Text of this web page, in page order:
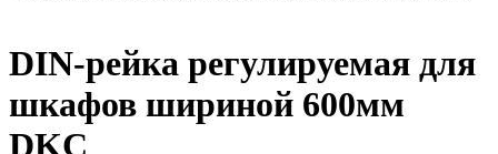
DIN-рейка регулируемая для
шкафов шириной 600мм
DKC